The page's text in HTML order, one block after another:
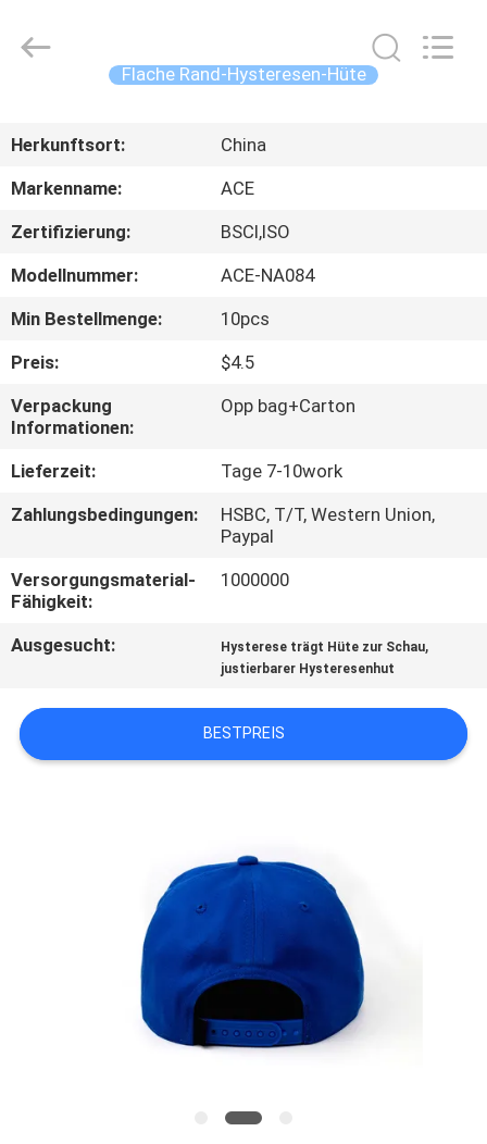
PRODUKTE
UNS
FABRIK-
AUSFLUG
QUALITÄTSKONTROLLE
TRETEN
SIE
MIT
UNS
VERBINDUNG
Ltd..
Flache Rand-Hysteresen-Hüte
Herkunftsort:
China
Markenname:
ACE
Zertifizierung:
BSCI,ISO
Modellnummer:
ACE-NA084
Min Bestellmenge:
10pcs
Preis:
$4.5
Verpackung
Informationen:
Opp bag+Carton
Lieferzeit:
Tage 7-10work
Zahlungsbedingungen:
HSBC, T/T, Western Union,
Paypal
Versorgungsmaterial-
Fähigkeit:
1000000
Ausgesucht: Hysterese trägt Hüte zur Schau,
justierbarer Hysteresenhut
BESTPREIS